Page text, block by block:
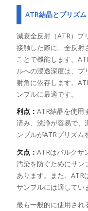
ATR結晶とプリズム
減衰全反射（ATR）プ
接触した際に、全反射
ことで機能します。
ルへの浸透深度は、プ
射角に依存します。
ンプルに最適です。
利点： ATR結晶を使用
済み、洗浄が容易で、
ンプルがATRプリズム
欠点： ATRはバルクサ
汚染を防ぐためにサン
あります。また、ATR
サンプルには適してい
最も一般的に使用され